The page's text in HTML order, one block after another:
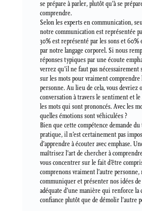
se prépare à parler, plutôt qu’à se
comprendre.
Selon les experts en communication,
notre communication est représentée
30% est représenté par les sons et 60%
par notre langage corporel. Si nous
réponses typiques par une écoute
verrez qu’il ne faut pas nécessairement
sur les mots pour vraiment comprendre
personne. Au lieu de cela, vous devriez
conversation à travers le sentiment et
les mots qui sont prononcés. Avec les
quelles émotions sont véhiculées ?
Bien que cette compétence demande du
pratique, il n’est certainement pas
d’apprendre à écouter avec emphase.
maîtrisez l’art de chercher à
vous concentrer sur le fait d’être
comprenons vraiment l’autre personne,
communiquer et présenter nos idées
adéquate d’une manière qui renforce
confiance plutôt que de démolir l’autre